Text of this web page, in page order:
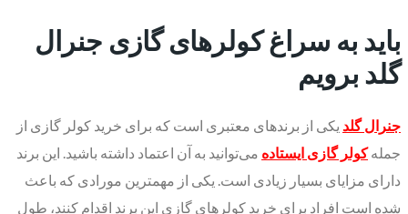
باید به سراغ کولرهای گازی جنرال
گلد برویم
جنرال گلد یکی از برندهای معتبری است که برای خرید کولر گازی از
جملهکولر گازی ایستاده می‌توانید به آن اعتماد داشته باشید. این برند
دارای مزایای بسیار زیادی است. یکی از مهمترین مورادی که باعث
شده است افراد برای خرید کولرهای گازی این برند اقدام کنند، طول